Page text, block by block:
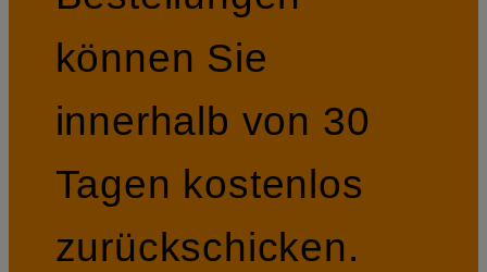
können Sie
innerhalb von 30
Tagen kostenlos
zurückschicken.